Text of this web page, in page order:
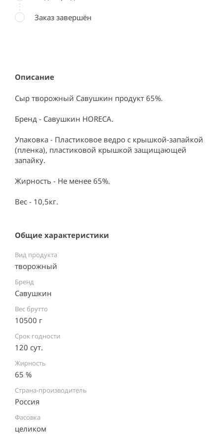
Описание
Сыр творожный Савушкин продукт 65%.
Бренд - Савушкин HORECA.
Упаковка - Пластиковое ведро с крышкой-запайкой
(пленка), пластиковой крышкой защищающей
запайку.
Жирность - Не менее 65%.
Вес - 10,5кг.
Общие характеристики
Вид продукта
творожный
Бренд
Савушкин
Вес брутто
10500 г
Срок годности
120 сут.
Жирность
65 %
Страна-производитель
Россия ⠀
Фасовка
целиком
Заказ завершён